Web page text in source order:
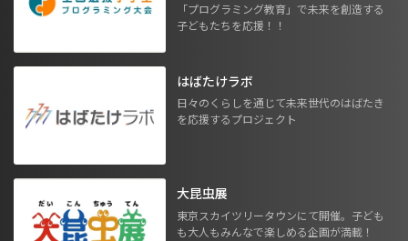
「プログラミング教育」で未来を創造する
子どもたちを応援！！
はばたけラボ
日々のくらしを通じて未来世代のはばたき
を応援するプロジェクト
大昆虫展
東京スカイツリータウンにて開催。子ども
も大人もみんなで楽しめる企画が満載！